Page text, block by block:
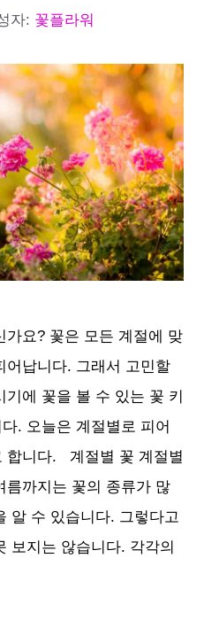
V
i
d
e
o
자: 꽃플라워
가요? 꽃은 모든 계절에 맞
어납니다. 그래서 고민할
기에 꽃을 볼 수 있는 꽃 키
. 오늘은 계절별로 피어
합니다. 계절별 꽃 계절별
름까지는 꽃의 종류가 많
알 수 있습니다. 그렇다고
보지는 않습니다. 각각의